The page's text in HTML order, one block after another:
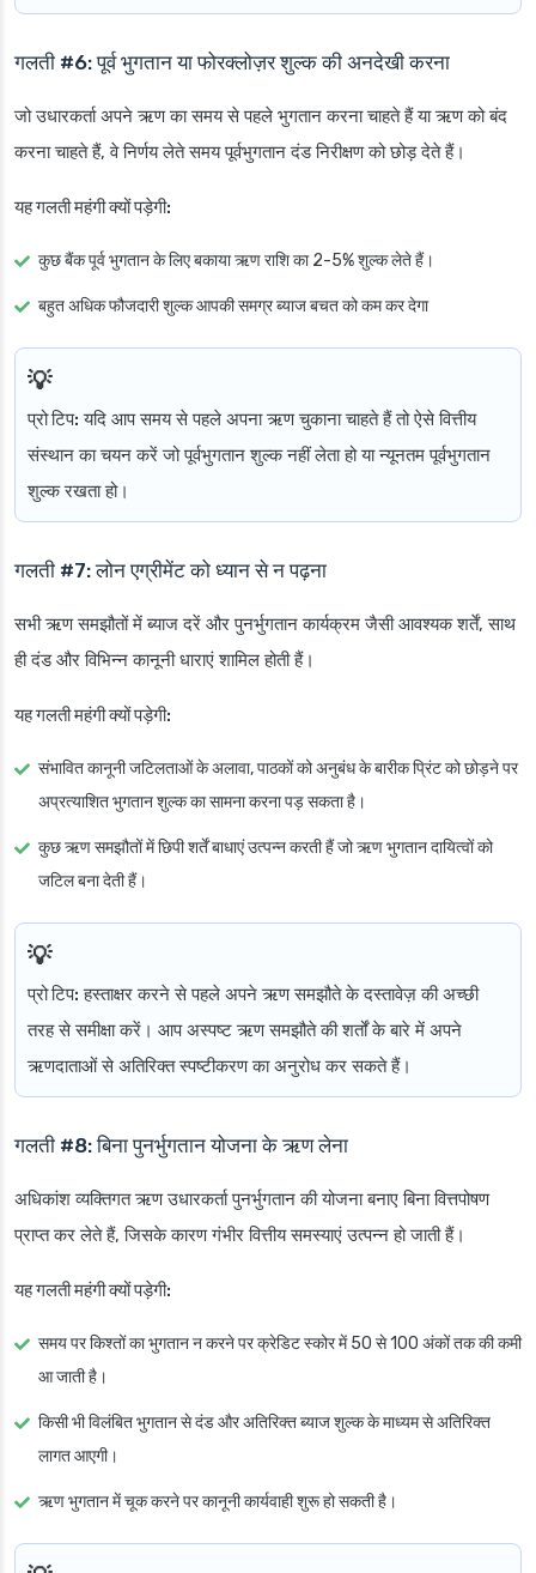
गलती #6: पूर्व भुगतान या फोरक्लोज़र शुल्क की अनदेखी करना
जो उधारकर्ता अपने ऋण का समय से पहले भुगतान करना चाहते हैं या ऋण को बंद
करना चाहते हैं, वे निर्णय लेते समय पूर्वभुगतान दंड निरीक्षण को छोड़ देते हैं।
यह गलती महंगी क्यों पड़ेगी:
कुछ बैंक पूर्व भुगतान के लिए बकाया ऋण राशि का 2-5% शुल्क लेते हैं।
बहुत अधिक फौजदारी शुल्क आपकी समग्र ब्याज बचत को कम कर देगा
प्रो टिप: यदि आप समय से पहले अपना ऋण चुकाना चाहते हैं तो ऐसे वित्तीय
संस्थान का चयन करें जो पूर्वभुगतान शुल्क नहीं लेता हो या न्यूनतम पूर्वभुगतान
शुल्क रखता हो।
गलती #7: लोन एग्रीमेंट को ध्यान से न पढ़ना
सभी ऋण समझौतों में ब्याज दरें और पुनर्भुगतान कार्यक्रम जैसी आवश्यक शर्तें, साथ
ही दंड और विभिन्न कानूनी धाराएं शामिल होती हैं।
यह गलती महंगी क्यों पड़ेगी:
संभावित कानूनी जटिलताओं के अलावा, पाठकों को अनुबंध के बारीक प्रिंट को छोड़ने पर
अप्रत्याशित भुगतान शुल्क का सामना करना पड़ सकता है।
कुछ ऋण समझौतों में छिपी शर्तें बाधाएं उत्पन्न करती हैं जो ऋण भुगतान दायित्वों को
जटिल बना देती हैं।
प्रो टिप: हस्ताक्षर करने से पहले अपने ऋण समझौते के दस्तावेज़ की अच्छी
तरह से समीक्षा करें। आप अस्पष्ट ऋण समझौते की शर्तों के बारे में अपने
ऋणदाताओं से अतिरिक्त स्पष्टीकरण का अनुरोध कर सकते हैं।
गलती #8: बिना पुनर्भुगतान योजना के ऋण लेना
अधिकांश व्यक्तिगत ऋण उधारकर्ता पुनर्भुगतान की योजना बनाए बिना वित्तपोषण
प्राप्त कर लेते हैं, जिसके कारण गंभीर वित्तीय समस्याएं उत्पन्न हो जाती हैं।
यह गलती महंगी क्यों पड़ेगी:
समय पर किश्तों का भुगतान न करने पर क्रेडिट स्कोर में 50 से 100 अंकों तक की कमी
आ जाती है।
किसी भी विलंबित भुगतान से दंड और अतिरिक्त ब्याज शुल्क के माध्यम से अतिरिक्त
लागत आएगी।
ऋण भुगतान में चूक करने पर कानूनी कार्यवाही शुरू हो सकती है।